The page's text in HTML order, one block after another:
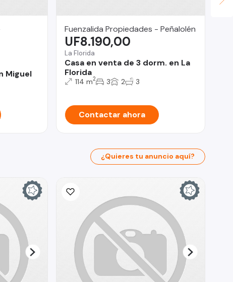
Miguel
Fuenzalida Propiedades - Peñalolén
La Florida
Casa en venta de 3 dorm. en La
Florida
UF8.190,00
114 m2 3 2 3
Contactar ahora
¿Quieres tu anuncio aquí?